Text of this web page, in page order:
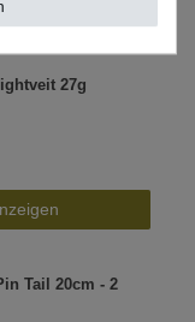
27g
Tail 20cm - 2